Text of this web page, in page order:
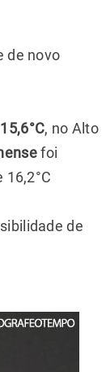
de novo
15,6°C, no Alto
foi
de